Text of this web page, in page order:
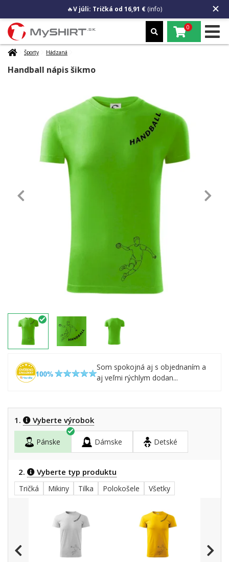
🔥V júli: Tričká od 16,91 € (info)
0
Športy Hádzaná
Handball nápis šikmo
Som spokojná aj s objednaním a
aj veľmi rýchlym dodan...
1. Vyberte výrobok
Pánske Dámske Detské
2. Vyberte typ produktu
Tričká Mikiny Tilka Polokošele Všetky